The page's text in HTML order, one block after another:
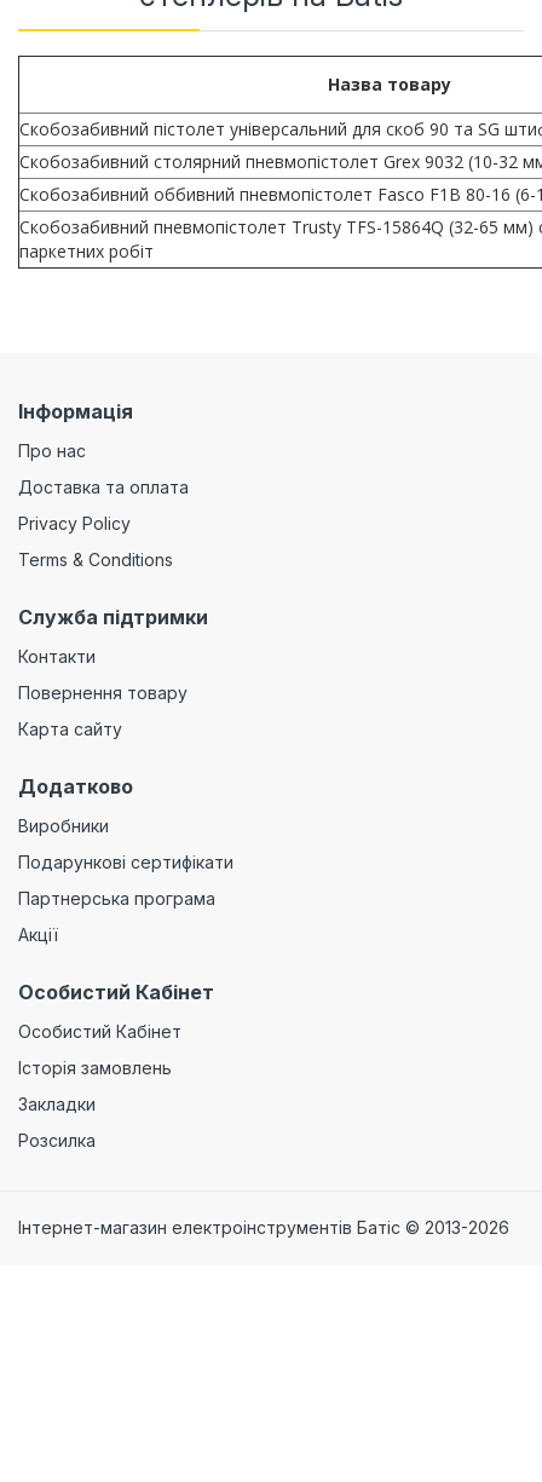
Назва товару
Скобозабивний пістолет універсальний для скоб 90 та SG
Скобозабивний столярний пневмопістолет Grex 9032 (10-32
Скобозабивний оббивний пневмопістолет Fasco F1B 80-16
Скобозабивний пневмопістолет Trusty TFS-15864Q (32-65 мм)
паркетних робіт
Інформація
Про нас
Доставка та оплата
Privacy Policy
Terms & Conditions
Служба підтримки
Контакти
Повернення товару
Карта сайту
Додатково
Виробники
Подарункові сертифікати
Партнерська програма
Акції
Особистий Кабінет
Особистий Кабінет
Історія замовлень
Закладки
Розсилка
Інтернет-магазин електроінструментів Батіс © 2013-2026